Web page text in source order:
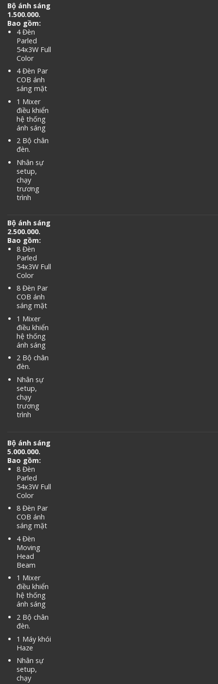
Bộ ánh sáng
1.500.000.
Bao gồm:
4 Đèn
Parled
54x3W Full
Color
4 Đèn Par
COB ánh
sáng mặt
1 Mixer
điều khiển
hệ thống
ánh sáng
2 Bộ chân
đèn.
Nhân sự
setup,
chạy
trương
trình
Bộ ánh sáng
2.500.000.
Bao gồm:
8 Đèn
Parled
54x3W Full
Color
8 Đèn Par
COB ánh
sáng mặt
1 Mixer
điều khiển
hệ thống
ánh sáng
2 Bộ chân
đèn.
Nhân sự
setup,
chạy
trương
trình
Bộ ánh sáng
5.000.000.
Bao gồm:
8 Đèn
Parled
54x3W Full
Color
8 Đèn Par
COB ánh
sáng mặt
4 Đèn
Moving
Head
Beam
1 Mixer
điều khiển
hệ thống
ánh sáng
2 Bộ chân
đèn.
1 Máy khói
Haze
Nhân sự
setup,
chạy